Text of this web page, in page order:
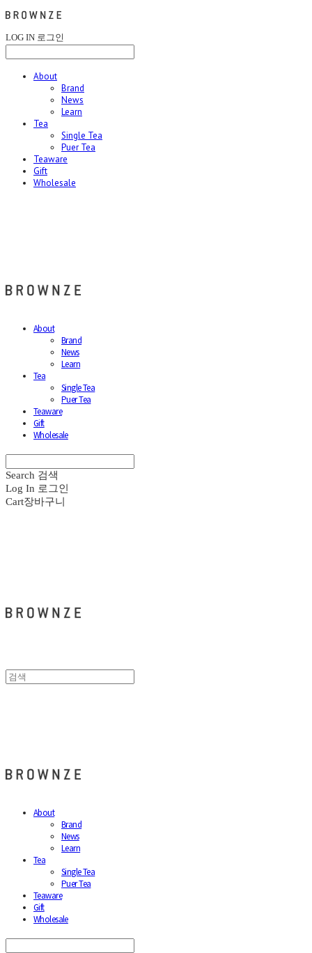
LOG IN 로그인
About
Brand
News
Learn
Tea
Single Tea
Puer Tea
Teaware
Gift
Wholesale
About
Brand
News
Learn
Tea
Single Tea
Puer Tea
Teaware
Gift
Wholesale
Search 검색
Log In 로그인
Cart장바구니
About
Brand
News
Learn
Tea
Single Tea
Puer Tea
Teaware
Gift
Wholesale